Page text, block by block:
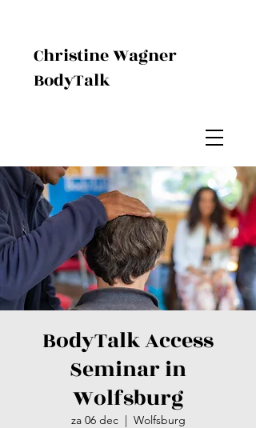
Christine Wagner
BodyTalk
BodyTalk Access
Seminar in
Wolfsburg
za 06 dec
  |
Wolfsburg